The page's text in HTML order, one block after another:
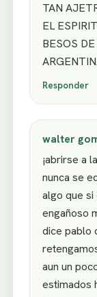
TAN
EL
BESOS
Responder
walter
¡abrirse a
nunca se
algo que
engañoso
dice pablo
aun un
estimados